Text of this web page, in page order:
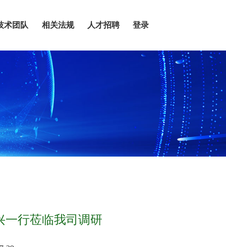
术团队 相关法规 人才招聘 登录
一行莅临我司调研